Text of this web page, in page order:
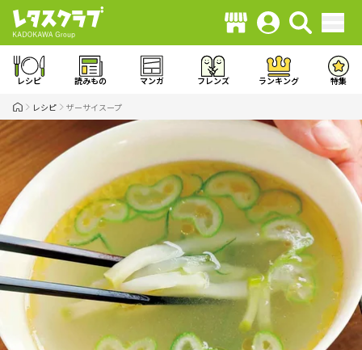
レシピ 読みもの マンガ フレンズ ランキング 特集
レシピ ザーサイスープ